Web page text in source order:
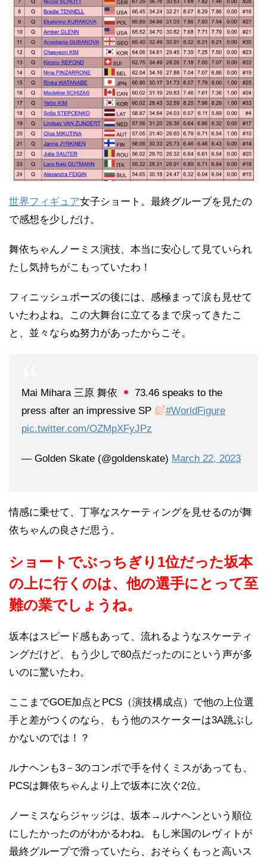
世界フィギュア女子ショート。最終グループを見たの
で感想を少しだけ。
舞依ちゃんノーミス演技、本当に安心して見ていられ
たし気持ちがこもっていたわ！
フィニッシュポーズの後には、感極まって涙も見せて
いたわよね。この大舞台に立てるまで戻ってきたこ
と、並々ならぬ努力があったからこそ。
Mai Mihara 三原 舞依
73.46 speaks to the
press after an impressive SP
#WorldFigure
pic.twitter.com/OZMpXFyJPz
— Golden Skate (@goldenskate) March 22, 2023
情感に乗せて、丁寧なスケーティングを見せるのが舞
依ちゃんの良さだ思う。
ショートでぶっちぎり1位だった坂本
の上に行くのは、他の選手にとって至
難の業でしょうね。
坂本はスピード感もあって、流れるようなスケーティ
ングだけど、もう少しで80点だったのにという声が多
いのに驚いたわ。
ここまでGOE加点とPCS（演技構成点）で他の上位選
手と差がつくのなら、もう他のスケーターは3A跳ぶし
かないのでは！？
ルナヘンも3－3のコンボで手を付くミスがあっても、
PCSは舞依ちゃんより上で坂本に次ぐ2位。
ノーミスならジャッジは、坂本→ルナヘンという順位
にしたかったのがわかるわね。もし米国のレヴィトが
最終グループで滑っていたら、おそらくもっと高いス